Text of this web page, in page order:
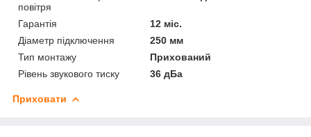
повітря
Гарантія
12 міс.
Діаметр підключення
250 мм
Тип монтажу
Прихований
Рівень звукового тиску
36 дБа
Приховати